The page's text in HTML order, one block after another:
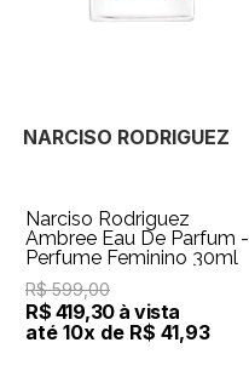
NARCISO RODRIGUEZ
Narciso Rodriguez
Ambree Eau De Parfum -
Perfume Feminino 30ml
R$ 599,00
R$ 419,30 à vista
até 10x de R$ 41,93